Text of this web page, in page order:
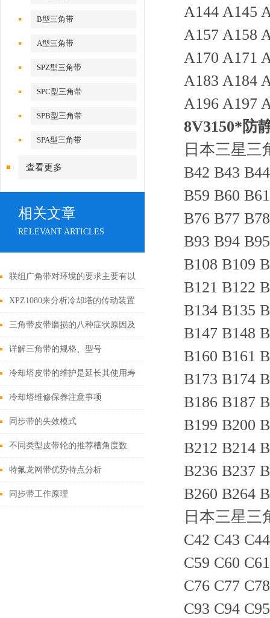
B型三角带
A型三角带
SPZ型三角带
SPC型三角带
SPB型三角带
SPA型三角带
查看更多
相关文章
RELEVANT ARTICLES
联组广角带对环境的要求主要有以
下几个方面
XPZ1080来分析冷却塔的传动装置
三角带皮带磨损的八种症状原因及
解决措施
详解三角带的规格、型号
冷却塔皮带的维护是延长其使用寿
命的关键
冷却塔维修保养注意事项
同步带的失效模式
不同类型皮带轮的推荐槽角度数
特氟龙网带优势特点分析
同步带工作原理
A144 A145
A157 A158
A170 A171
A183 A184
A196 A197
8V3150*防
日本三星三
B42 B43
B59 B60
B76 B77
B93 B94
B108 B109
B121 B122
B134 B135
B147 B148
B160 B161
B173 B174
B186 B187
B199 B200
B212 B214
B236 B237
B260 B264
日本三星三
C42 C43
C59 C60
C76 C77
C93 C94